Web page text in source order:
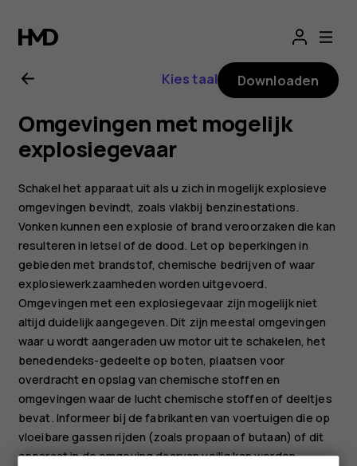
voor
Nokia
8.1
Kies taal Downloaden
Omgevingen met mogelijk
explosiegevaar
Schakel het apparaat uit als u zich in mogelijk explosieve
omgevingen bevindt, zoals vlakbij benzinestations.
Vonken kunnen een explosie of brand veroorzaken die kan
resulteren in letsel of de dood. Let op beperkingen in
gebieden met brandstof, chemische bedrijven of waar
explosiewerkzaamheden worden uitgevoerd.
Omgevingen met een explosiegevaar zijn mogelijk niet
altijd duidelijk aangegeven. Dit zijn meestal omgevingen
waar u wordt aangeraden uw motor uit te schakelen, het
benedendeks-gedeelte op boten, plaatsen voor
overdracht en opslag van chemische stoffen en
omgevingen waar de lucht chemische stoffen of deeltjes
bevat. Informeer bij de fabrikanten van voertuigen die op
vloeibare gassen rijden (zoals propaan of butaan) of dit
apparaat in de omgeving daarvan veilig kan worden